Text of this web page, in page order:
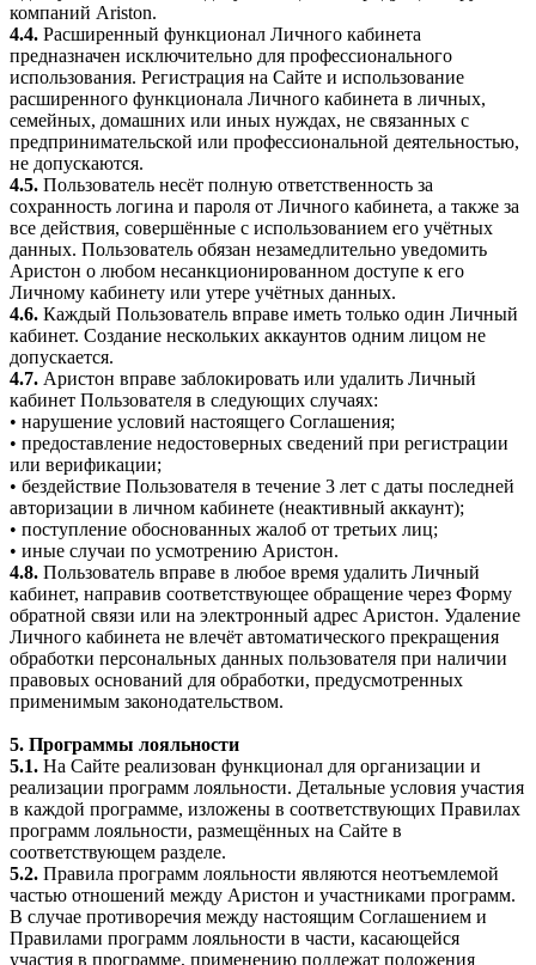
компаний Ariston.
4.4. Расширенный функционал Личного кабинета
предназначен исключительно для профессионального
использования. Регистрация на Сайте и использование
расширенного функционала Личного кабинета в личных,
семейных, домашних или иных нуждах, не связанных с
предпринимательской или профессиональной деятельностью,
не допускаются.
4.5. Пользователь несёт полную ответственность за
сохранность логина и пароля от Личного кабинета, а также за
все действия, совершённые с использованием его учётных
данных. Пользователь обязан незамедлительно уведомить
Аристон о любом несанкционированном доступе к его
Личному кабинету или утере учётных данных.
4.6. Каждый Пользователь вправе иметь только один Личный
кабинет. Создание нескольких аккаунтов одним лицом не
допускается.
4.7. Аристон вправе заблокировать или удалить Личный
кабинет Пользователя в следующих случаях:
• нарушение условий настоящего Соглашения;
• предоставление недостоверных сведений при регистрации
или верификации;
• бездействие Пользователя в течение 3 лет с даты последней
авторизации в личном кабинете (неактивный аккаунт);
• поступление обоснованных жалоб от третьих лиц;
• иные случаи по усмотрению Аристон.
4.8. Пользователь вправе в любое время удалить Личный
кабинет, направив соответствующее обращение через Форму
обратной связи или на электронный адрес Аристон. Удаление
Личного кабинета не влечёт автоматического прекращения
обработки персональных данных пользователя при наличии
правовых оснований для обработки, предусмотренных
применимым законодательством.
5. Программы лояльности
5.1. На Сайте реализован функционал для организации и
реализации программ лояльности. Детальные условия участия
в каждой программе, изложены в соответствующих Правилах
программ лояльности, размещённых на Сайте в
соответствующем разделе.
5.2. Правила программ лояльности являются неотъемлемой
частью отношений между Аристон и участниками программ.
В случае противоречия между настоящим Соглашением и
Правилами программ лояльности в части, касающейся
участия в программе, применению подлежат положения